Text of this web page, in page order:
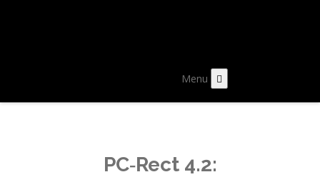
Menu
PC‐Rect 4.2: